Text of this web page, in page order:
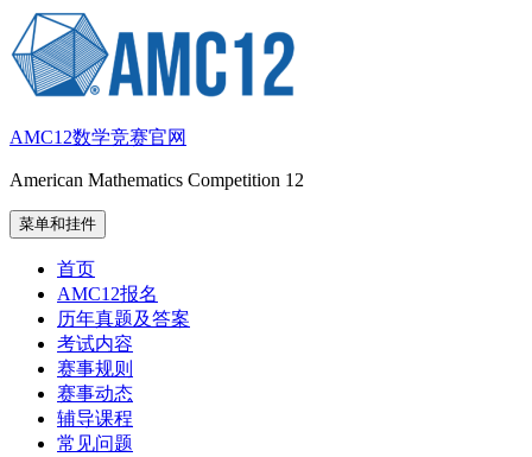
至
内
AMC12数学竞赛官网
American Mathematics Competition 12
菜单和挂件
首页
AMC12报名
历年真题及答案
考试内容
赛事规则
赛事动态
辅导课程
常见问题